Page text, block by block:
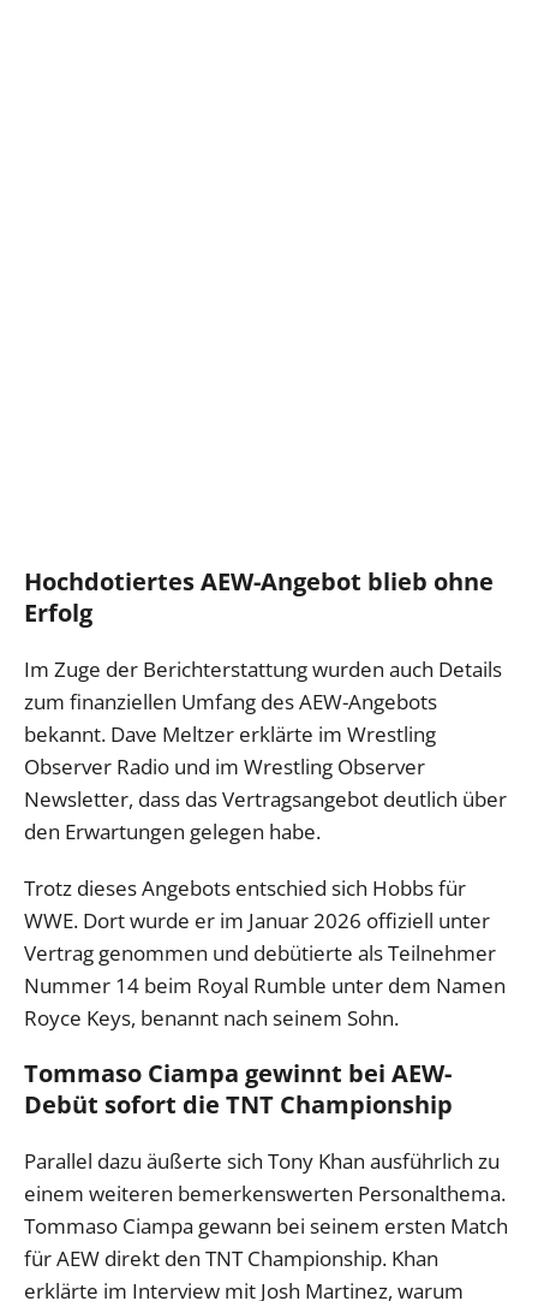
Hochdotiertes AEW-Angebot blieb ohne
Erfolg
Im Zuge der Berichterstattung wurden auch Details
zum finanziellen Umfang des AEW-Angebots
bekannt. Dave Meltzer erklärte im Wrestling
Observer Radio und im Wrestling Observer
Newsletter, dass das Vertragsangebot deutlich über
den Erwartungen gelegen habe.
Trotz dieses Angebots entschied sich Hobbs für
WWE. Dort wurde er im Januar 2026 offiziell unter
Vertrag genommen und debütierte als Teilnehmer
Nummer 14 beim Royal Rumble unter dem Namen
Royce Keys, benannt nach seinem Sohn.
Tommaso Ciampa gewinnt bei AEW-
Debüt sofort die TNT Championship
Parallel dazu äußerte sich Tony Khan ausführlich zu
einem weiteren bemerkenswerten Personalthema.
Tommaso Ciampa gewann bei seinem ersten Match
für AEW direkt den TNT Championship. Khan
erklärte im Interview mit Josh Martinez, warum